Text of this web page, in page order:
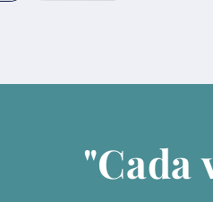
"Cada